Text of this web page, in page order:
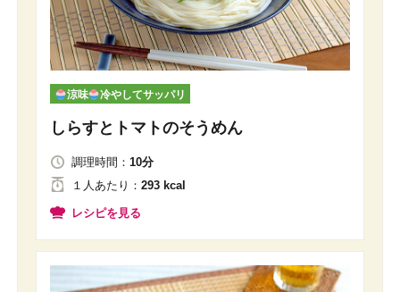
涼味 冷やしてサッパリ
しらすとトマトのそうめん
調理時間： 10分
１人あたり ： 293 kcal
レシピを見る